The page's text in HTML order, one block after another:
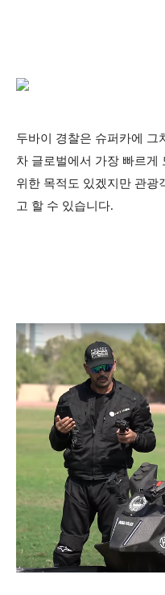
두바이 경찰은 슈퍼카에 그
차 글로벌에서 가장 빠르게
위한 목적도 있겠지만 관광
고 할 수 있습니다.